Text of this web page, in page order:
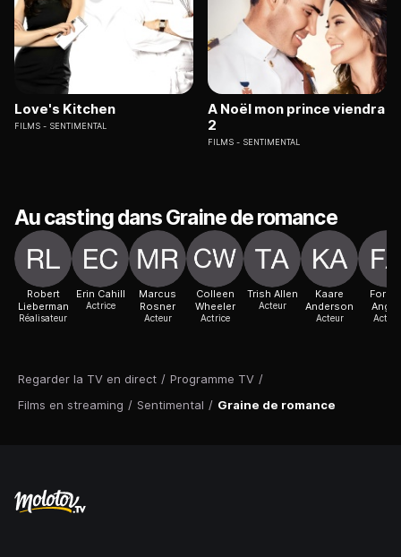
Regarder la TV en direct / Programme TV /
Films en streaming / Sentimental / Graine de romance
Love's Kitchen
FILMS SENTIMENTAL
A Noël mon prince viendra
2
FILMS SENTIMENTAL
Au casting dans Graine de romance
Robert
Lieberman
Réalisateur
Erin Cahill
Actrice
Marcus
Rosner
Acteur
Colleen
Wheeler
Actrice
Trish Allen
Acteur
Kaare
Anderson
Acteur Acteur